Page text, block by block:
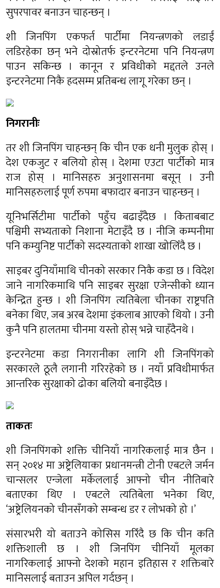
सुपरपावर बनाउन चाहन्छन् ।
शी जिनपिंग एकफर्त पार्टीमा नियन्त्रणको लडाईं
लडिरहेका छन् भने दोस्रोतर्फ इन्टरनेटमा पनि नियन्त्रण
पाउन सकिन्छ । कानून र प्रविधीको मद्दतले उनले
इन्टरनेटमा निकै हदसम्म प्रतिबन्ध लागू गरेका छन् ।
निगरानीः
तर शी जिनपिंग चाहन्छन् कि चीन एक धनी मुलुक होस् ।
देश एकजुट र बलियो होस् । देशमा एउटा पार्टीको मात्र
राज होस् । मानिसहरु अनुशासनमा बसून् । उनी
मानिसहरुलाई पूर्ण रुपमा बफादार बनाउन चाहन्छन् ।
यूनिभर्सिटीमा पार्टीको पहुँच बढाइँदैछ । किताबबाट
पश्चिमी सभ्यताको निशाना मेटाइँदै छ । नीजि कम्पनीमा
पनि कम्युनिष्ट पार्टीको सदस्यताको शाखा खोलिँदै छ ।
साइबर दुनियाँमाथि चीनको सरकार निकै कडा छ । विदेश
जाने नागरिकमाथि पनि साइबर सुरक्षा एजेन्सीको ध्यान
केन्द्रित हुन्छ । शी जिनपिंग त्यतिबेला चीनका राष्ट्रपति
बनेका थिए, जब अरब देशमा इंकलाब आएको थियो । उनी
कुनै पनि हालतमा चीनमा यस्तो होस् भन्ने चाहँदैनथे ।
इन्टरनेटमा कडा निगरानीका लागि शी जिनपिंगको
सरकारले ठूलै लगानी गरिरहेको छ । नयाँ प्रविधीमार्फत
आन्तरिक सुरक्षाको ढोका बलियो बनाइँदैछ ।
ताकतः
शी जिनपिंगको शक्ति चीनियाँ नागरिकलाई मात्र छैन ।
सन् २०१४ मा अष्ट्रेलियाका प्रधानमन्त्री टोनी एबटले जर्मन
चान्सलर एन्जेला मर्केललाई आफ्नो चीन नीतिबारे
बताएका थिए । एबटले त्यतिबेला भनेका थिए,
‘अष्ट्रेलियनको चीनसँगको सम्बन्ध डर र लोभको हो ।’
संसारभरी यो बताउने कोसिस गरिँदै छ कि चीन कति
शक्तिशाली छ । शी जिनपिंग चीनियाँ मूलका
नागरिकलाई आफ्नो देशको महान इतिहास र शक्तिबारे
मानिसलाई बताउन अपिल गर्दछन् ।